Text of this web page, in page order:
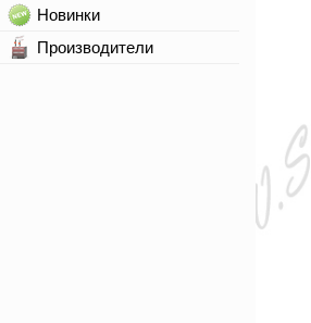
Новинки
Производители